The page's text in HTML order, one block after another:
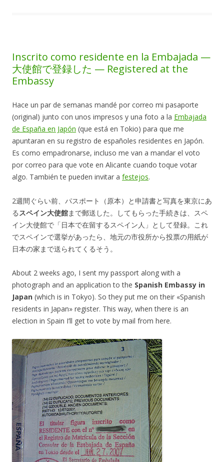
Inscrito como residente en la Embajada —
大使館で登録した — Registered at the
Embassy
Hace un par de semanas mandé por correo mi pasaporte
(original) junto con unos impresos y una foto a la Embajada
de España en Japón (que está en Tokio) para que me
apuntaran en su registro de españoles residentes en Japón.
Es como empadronarse, incluso me van a mandar el voto
por correo para que vote en Alicante cuando toque votar
algo. También te pueden invitar a festejos.
2週間ぐらい前、パスポート（原本）と申請書と写真を東京にあ
るスペイン大使館まで郵送した。してもらった手続きは、スペ
イン大使館で「日本で在留するスペイン人」として登録。これ
でスペインで選挙があったら、地元の市役所から投票の用紙が
日本の家まで送られてくるそう。
About 2 weeks ago, I sent my passport along with a
photograph and an application to the Spanish Embassy in
Japan (which is in Tokyo). So they put me on their «Spanish
residents in Japan» register. This way, when there is an
election in Spain I’ll get to vote by mail from here.